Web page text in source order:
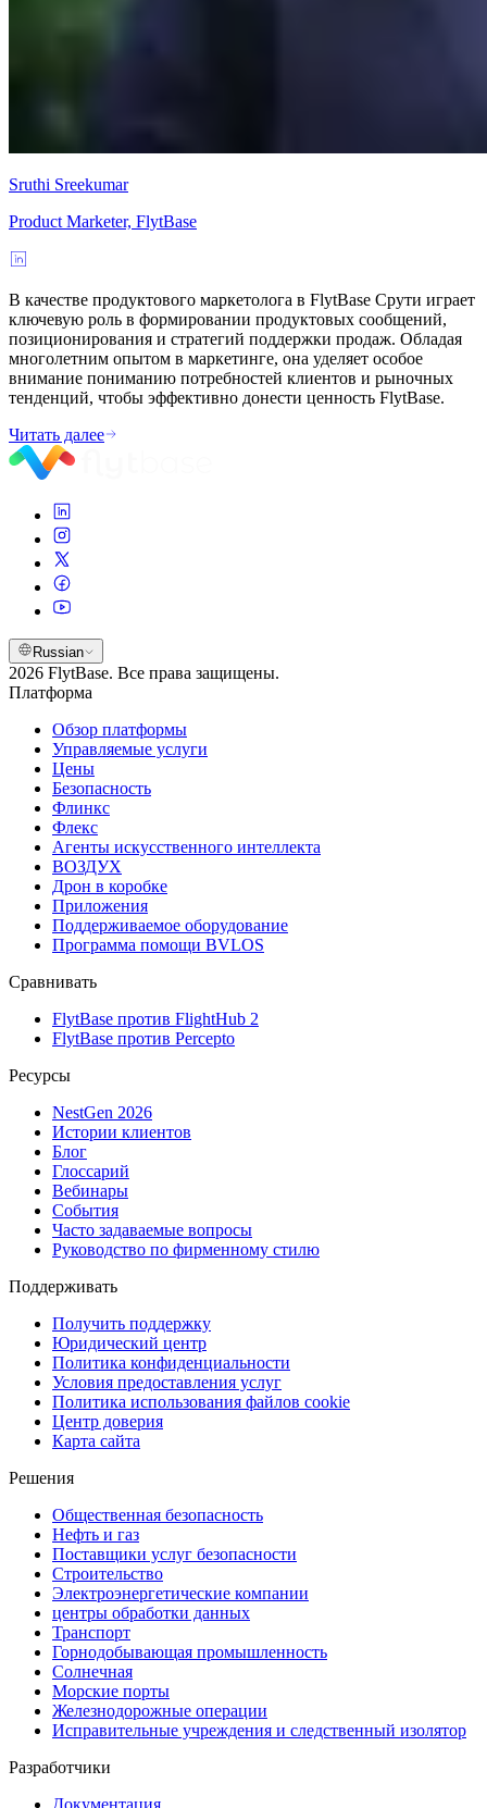
Sruthi Sreekumar
Product Marketer, FlytBase
В качестве продуктового маркетолога в FlytBase Срути играет
ключевую роль в формировании продуктовых сообщений,
позиционирования и стратегий поддержки продаж. Обладая
многолетним опытом в маркетинге, она уделяет особое
внимание пониманию потребностей клиентов и рыночных
тенденций, чтобы эффективно донести ценность FlytBase.
Читать далее
Russian
2026 FlytBase. Все права защищены.
Платформа
Обзор платформы
Управляемые услуги
Цены
Безопасность
Флинкс
Флекс
Агенты искусственного интеллекта
ВОЗДУХ
Дрон в коробке
Приложения
Поддерживаемое оборудование
Программа помощи BVLOS
Сравнивать
FlytBase против FlightHub 2
FlytBase против Percepto
Ресурсы
NestGen 2026
Истории клиентов
Блог
Глоссарий
Вебинары
События
Часто задаваемые вопросы
Руководство по фирменному стилю
Поддерживать
Получить поддержку
Юридический центр
Политика конфиденциальности
Условия предоставления услуг
Политика использования файлов cookie
Центр доверия
Карта сайта
Решения
Общественная безопасность
Нефть и газ
Поставщики услуг безопасности
Строительство
Электроэнергетические компании
центры обработки данных
Транспорт
Горнодобывающая промышленность
Солнечная
Морские порты
Железнодорожные операции
Исправительные учреждения и следственный изолятор
Разработчики
Документация